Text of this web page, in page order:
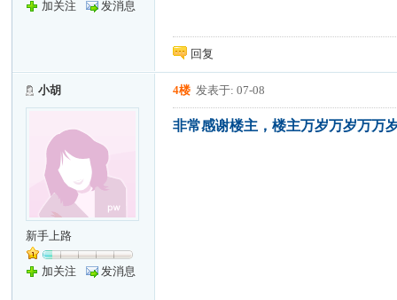
加关注 发消息
回复
小胡
新手上路
加关注 发消息
4楼 发表于: 07-08
非常感谢楼主，楼主万岁万岁万万